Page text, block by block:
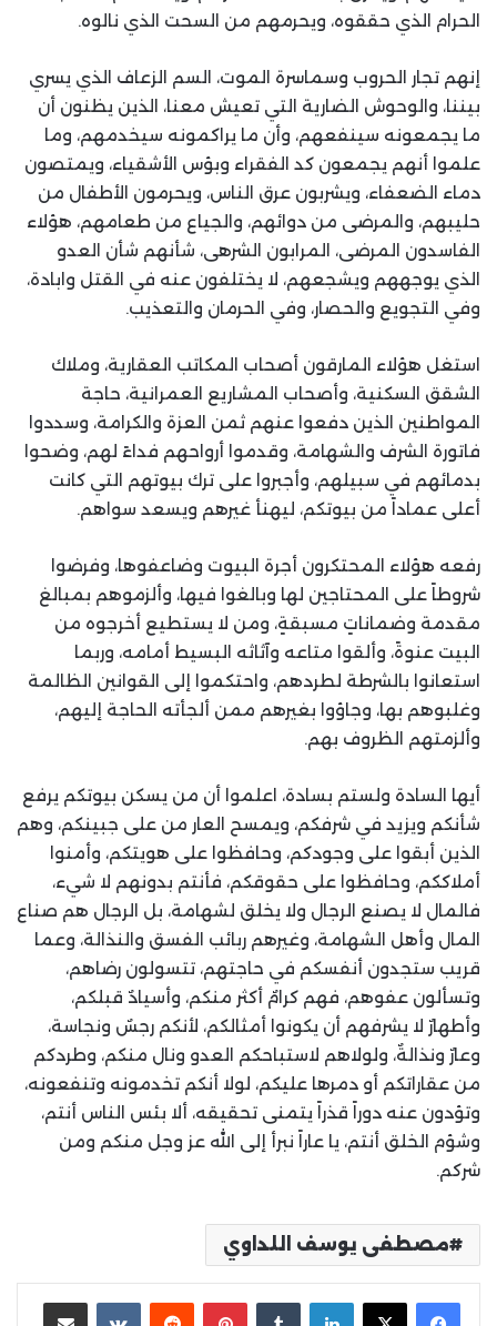
الحرام الذي حققوه، ويحرمهم من السحت الذي نالوه.
إنهم تجار الحروب وسماسرة الموت، السم الزعاف الذي يسري
بيننا، والوحوش الضارية التي تعيش معنا، الذين يظنون أن
ما يجمعونه سينفعهم، وأن ما يراكمونه سيخدمهم، وما
علموا أنهم يجمعون كد الفقراء وبؤس الأشقياء، ويمتصون
دماء الضعفاء، ويشربون عرق الناس، ويحرمون الأطفال من
حليبهم، والمرضى من دوائهم، والجياع من طعامهم، هؤلاء
الفاسدون المرضى، المرابون الشرهى، شأنهم شأن العدو
الذي يوجههم ويشجعهم، لا يختلفون عنه في القتل وابادة،
وفي التجويع والحصار، وفي الحرمان والتعذيب.
استغل هؤلاء المارقون أصحاب المكاتب العقارية، وملاك
الشقق السكنية، وأصحاب المشاريع العمرانية، حاجة
المواطنين الذين دفعوا عنهم ثمن العزة والكرامة، وسددوا
فاتورة الشرف والشهامة، وقدموا أرواحهم فداءً لهم، وضحوا
بدمائهم في سبيلهم، وأجبروا على ترك بيوتهم التي كانت
أعلى عماداً من بيوتكم، ليهنأ غيرهم ويسعد سواهم.
رفعه هؤلاء المحتكرون أجرة البيوت وضاعفوها، وفرضوا
شروطاً على المحتاجين لها وبالغوا فيها، وألزموهم بمبالغ
مقدمة وضماناتٍ مسبقةٍ، ومن لا يستطيع أخرجوه من
البيت عنوةً، وألقوا متاعه وآثاثه البسيط أمامه، وربما
استعانوا بالشرطة لطردهم، واحتكموا إلى القوانين الظالمة
وغلبوهم بها، وجاؤوا بغيرهم ممن ألجأته الحاجة إليهم،
وألزمتهم الظروف بهم.
أيها السادة ولستم بسادة، اعلموا أن من يسكن بيوتكم يرفع
شأنكم ويزيد في شرفكم، ويمسح العار من على جبينكم، وهم
الذين أبقوا على وجودكم، وحافظوا على هويتكم، وأمنوا
أملاككم، وحافظوا على حقوقكم، فأنتم بدونهم لا شيء،
فالمال لا يصنع الرجال ولا يخلق لشهامة، بل الرجال هم صناع
المال وأهل الشهامة، وغيرهم ربائب الفسق والنذالة، وعما
قريب ستجدون أنفسكم في حاجتهم، تتسولون رضاهم،
وتسألون عفوهم، فهم كرامٌ أكثر منكم، وأسيادٌ قبلكم،
وأطهارٌ لا يشرفهم أن يكونوا أمثالكم، لأنكم رجسٌ ونجاسة،
وعارٌ ونذالةٌ، ولولاهم لاستباحكم العدو ونال منكم، وطردكم
من عقاراتكم أو دمرها عليكم، لولا أنكم تخدمونه وتنفعونه،
وتؤدون عنه دوراً قذراً يتمنى تحقيقه، ألا بئس الناس أنتم،
وشؤم الخلق أنتم، يا عاراً نبرأ إلى الله عز وجل منكم ومن
شركم.
مصطفى يوسف اللداوي
لينكدإن بينتيريست مشاركة عبر البريد